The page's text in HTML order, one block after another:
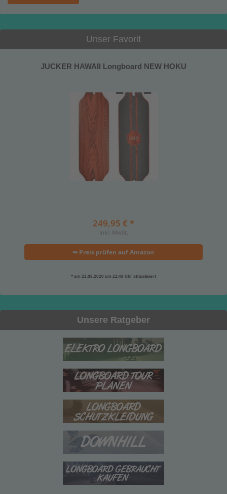
Unser Favorit
JUCKER HAWAII Longboard NEW HOKU
249,95 € *
inkl. MwSt.
➥ Preis prüfen auf Amazon
* am 23.05.2020 um 22:48 Uhr aktualisiert
Unsere Ratgeber